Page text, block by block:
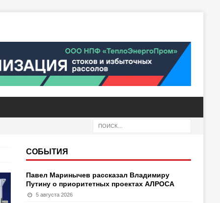
СОБЫТИЯ
Павел Маринычев рассказал Владимиру
Путину о приоритетных проектах АЛРОСА
5 августа 2026